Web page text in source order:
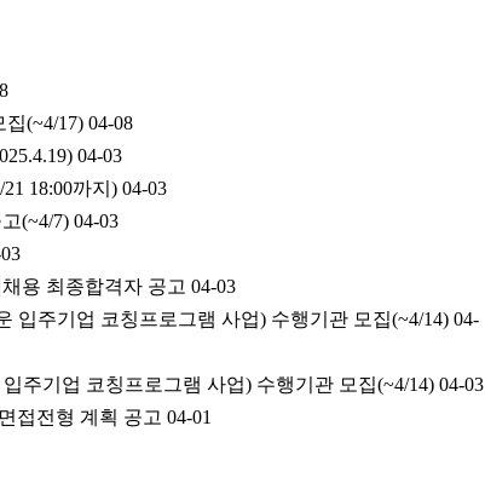
(~4/17) 04-08
04-03
18:00까지) 04-03
(~4/7) 04-03
용 최종합격자 공고 04-03
입주기업 코칭프로그램 사업) 수행기관 모집(~4/14) 04-
주기업 코칭프로그램 사업) 수행기관 모집(~4/14) 04-03
접전형 계획 공고 04-01